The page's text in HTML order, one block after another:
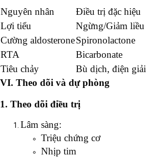
Nguyên nhân
Điều trị đặc hiệu
Lợi tiểu
Ngừng/Giảm liều
Cường aldosteroneSpironolactone
RTA
Bicarbonate
Tiêu chảy
Bù dịch, điện giải
VI. Theo dõi và dự phòng
1. Theo dõi điều trị
Lâm sàng:
Triệu chứng cơ
Nhịp tim